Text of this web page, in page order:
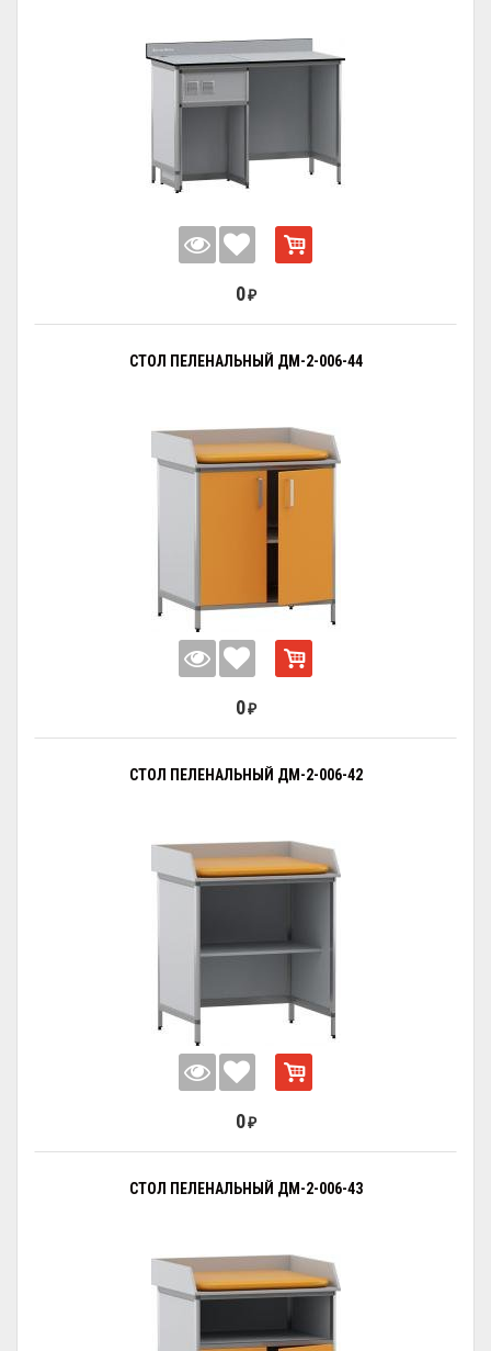
0 ₽
СТОЛ ПЕЛЕНАЛЬНЫЙ ДМ-2-006-44
0 ₽
СТОЛ ПЕЛЕНАЛЬНЫЙ ДМ-2-006-42
0 ₽
СТОЛ ПЕЛЕНАЛЬНЫЙ ДМ-2-006-43